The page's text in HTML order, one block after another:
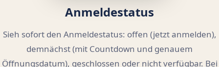
Anmeldestatus
Sieh sofort den Anmeldestatus: offen (jetzt anmelden),
demnächst (mit Countdown und genauem
Öffnungsdatum), geschlossen oder nicht verfügbar. Bei